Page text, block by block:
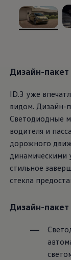
, из
Дизайн-пакет
ID.3 уже
видом. Дизайн-
Светодиодные
водителя и
дорожного
динамическими
стильное
стекла
Дизайн-